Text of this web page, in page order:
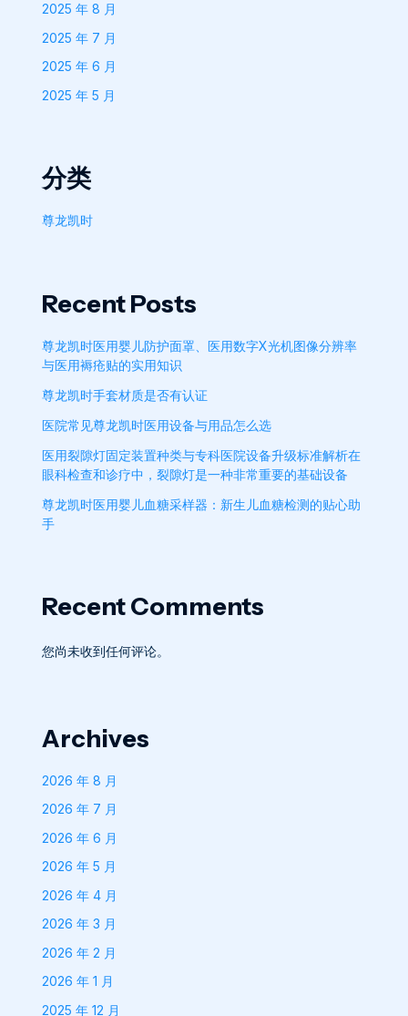
2025 年 8 月
2025 年 7 月
2025 年 6 月
2025 年 5 月
分类
尊龙凯时
Recent Posts
尊龙凯时医用婴儿防护面罩、医用数字X光机图像分辨率
与医用褥疮贴的实用知识
尊龙凯时手套材质是否有认证
医院常见尊龙凯时医用设备与用品怎么选
医用裂隙灯固定装置种类与专科医院设备升级标准解析在
眼科检查和诊疗中，裂隙灯是一种非常重要的基础设备
尊龙凯时医用婴儿血糖采样器：新生儿血糖检测的贴心助
手
Recent Comments
您尚未收到任何评论。
Archives
2026 年 8 月
2026 年 7 月
2026 年 6 月
2026 年 5 月
2026 年 4 月
2026 年 3 月
2026 年 2 月
2026 年 1 月
2025 年 12 月